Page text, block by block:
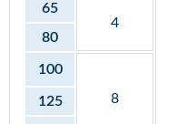
65
4
80
100
8
125